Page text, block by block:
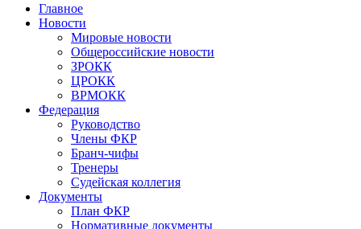
Главное
Новости
Мировые новости
Общероссийские новости
ЗРОКК
ЦРОКК
ВРМОКК
Федерация
Руководство
Члены ФКР
Бранч-чифы
Тренеры
Судейская коллегия
Документы
План ФКР
Нормативные документы